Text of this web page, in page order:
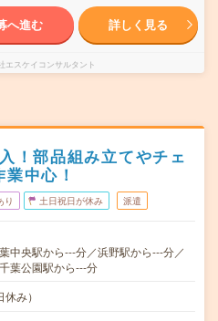
へ進む 詳しく見る
エスケイコンサルタント
！部品組み立てやチェ
中心！
り 土日祝日が休み 派遣
中央駅から---分／浜野駅から---分／
葉公園駅から---分
み）